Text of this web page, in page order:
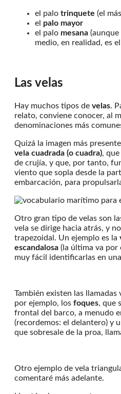
el palo trinquete (el
el palo mayor
el palo mesana (aunque
medio, en realidad, es
Las velas
Hay muchos tipos de velas.
relato, conviene conocer, al
denominaciones más
Quizá la imagen más
vela cuadrada (o cuadra),
de crujía, y que, por tanto,
viento que sopla desde la
embarcación, para
Otro gran tipo de velas son
vela se dirige hacia atrás, y
trapezoidal. Un ejemplo es la
escandalosa (la última va por
muy fácil identificarlas en
También existen las
por ejemplo, los foques, que
frontal del barco, a menudo
(recordemos: el delantero) y
que sobresale de la proa,
Otro ejemplo de vela
comentaré más adelante.